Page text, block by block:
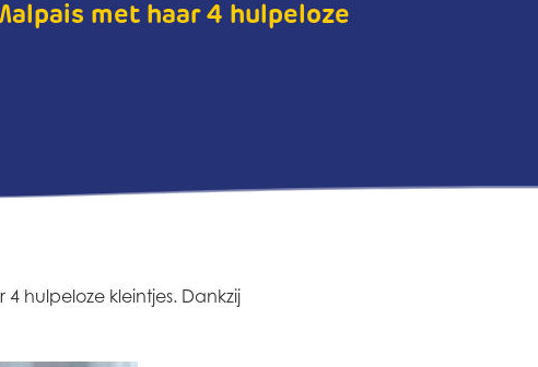
met haar 4 hulpeloze
hulpeloze kleintjes. Dankzij